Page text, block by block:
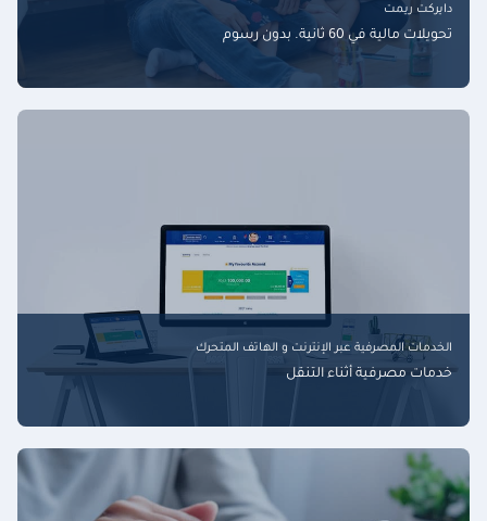
دايركت ريمت
تحويلات مالية في 60 ثانية. بدون رسوم
الخدمات المصرفية عبر الإنترنت و الهاتف المتحرك
خدمات مصرفية أثناء التنقل